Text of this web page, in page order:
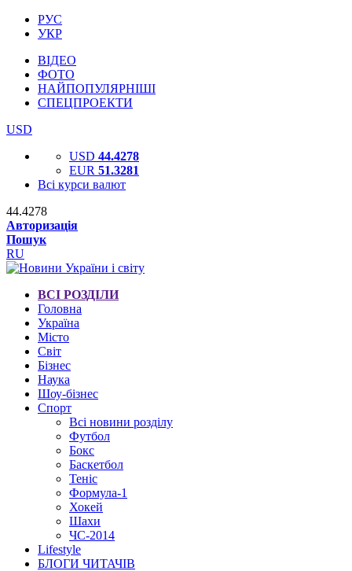
РУС
УКР
ВІДЕО
ФОТО
НАЙПОПУЛЯРНІШІ
СПЕЦПРОЕКТИ
USD
USD 44.4278
EUR 51.3281
Всі курси валют
44.4278
Авторизація
Пошук
RU
ВСІ РОЗДІЛИ
Головна
Україна
Місто
Світ
Бізнес
Наука
Шоу-бізнес
Спорт
Всі новини розділу
Футбол
Бокс
Баскетбол
Теніс
Формула-1
Хокей
Шахи
ЧС-2014
Lifestyle
БЛОГИ ЧИТАЧІВ